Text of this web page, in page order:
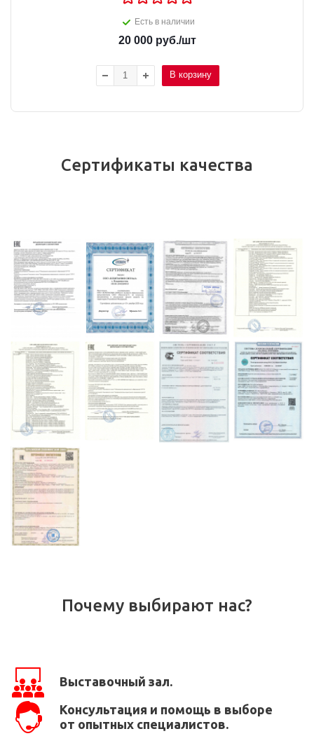
Есть в наличии
20 000 руб./шт
В корзину
Сертификаты качества
Почему выбирают нас?
Выставочный зал.
Консультация и помощь в выборе
от опытных специалистов.